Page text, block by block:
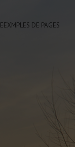
EEXMPLES DE PAGES